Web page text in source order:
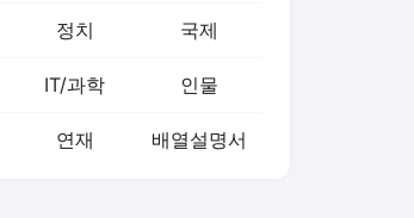
정치 국제
IT/과학 인물
연재 배열설명서